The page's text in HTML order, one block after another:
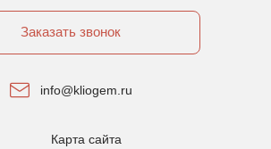
Заказать звонок
info@kliogem.ru
Карта сайта